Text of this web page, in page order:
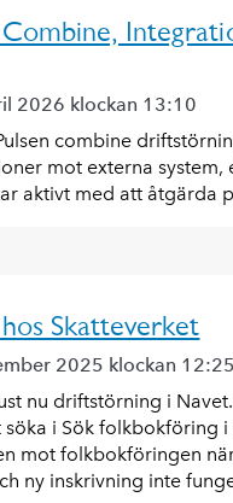
2026 klockan 13:10
combine
mot externa system,
aktivt med att åtgärda
Skatteverket
2025 klockan 12:25
nu driftstörning i
i Sök folkbokföring
mot folkbokföringen
ny inskrivning inte